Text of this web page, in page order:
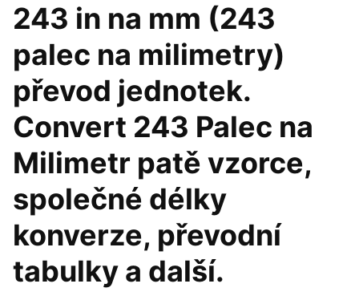
243 in na mm (243
palec na milimetry)
převod jednotek.
Convert 243 Palec na
Milimetr patě vzorce,
společné délky
konverze, převodní
tabulky a další.